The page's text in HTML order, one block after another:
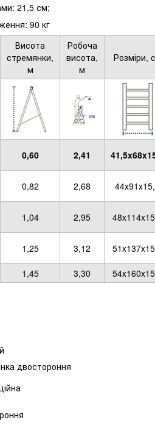
21,5 см;
90 кг
Висота
стремянки,
м
Робоча
висота,
м
Розміри,
0,60 2,41
0,82 2,68
1,04 2,95
1,25 3,12
1,45 3,30
двостороння